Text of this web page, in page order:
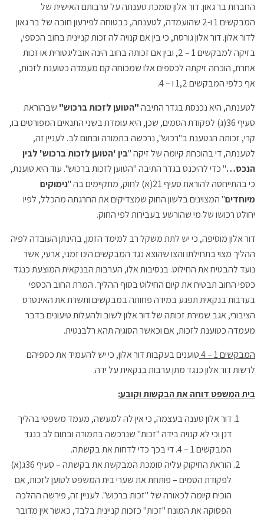
החברות בר גאון. דור אלון סומכת טענתה על ערבותם האישית של
המבקשים 1 ו-2 שהועמדה, לטענתה, כבטוחה לפירעון חובה של בר גאון
לדור אלון. דור אלון גורסת, כי בין אם קנויה לה זכות קניינית בחוב הכספי,
בזיקה למבקשים 1 – 2, ובין אם זכותה בחוב הינה אובליגטורית או זכות
אחרת, הוכחה זיקתה לכספים אלו שמכוחה קם מעמדה כטוענת לזכות,
אף כלפי המבקשים 1,2 ו – 4.
לטענתה, היא נכנסת בגדר התיבה"הטוען לזכות ברכוש" שבהוראת
סעיף 36(ג) לפקודת הסמים, שכן, היא עומדת בשני התנאים המפורטים בו,
קרי, זכותה הנטענת ב"רכוש", נרכשה בתמורה ובתום לב. לעניין זה,
לטענתה, די בהוכחת קיומה של זיקה "בין 'הטוען לזכות ברכוש' לבין
הנכס…" כדי להיכנס בגדר התיבה "הטוען לזכות ברכוש". עוד היא טוענת,
כי בהתייחסה להוראת סעיף 21(א) לחוק, מתקיימים בה "
נימוקים
מיוחדים" המצוינים בלשון החוק שמצדיקים את החרגתה מהכלל, לפיו
יחולט רכושו של מי שהורשע בעבירות לפי החוק.
דור אלון מוסיפה, כי יש לתת משקל רב למימד הזמן, בהינתן העובדה לפיה
ההליך מצוי בתחילתו והצו שהוצא נגד המבקשים הינו זמני, ארעי, אשר
נועד להבטיח את החילוט. בנסיבות אלו, הערבות הבנקאית המוצעת כנגד
כספי החוב תבטיח את קיום החילוט בסוף ההליך. המרת החוב הכספי
בערבות בנקאית תפגע במידה פחותה במבקשים ותשרת את האינטרס
הציבורי, אגב שמירת זכותה של דור אלון לשוב ולהעלות טיעונים בדבר
מעמדה כטוענת לזכות, אם וכאשר הסוגיה תהא רלבנטית.
המבקשים 1 – 4
טוענים בעקבות דור אלון, כי יש להעמיד את כספיהם
לרשות דור אלון כנגד מתן ערבות בנקאית על ידה.
בית המשפט דוחה את הבקשות וקובע:
דור אלון טענה בעצמה, כי אין לה למעשה, מעמד משפטי בהליך
דנן וכי לא קנויה בידה "זכות" שנרכשה בתמורה ובתום לב כנגד
המבקשים 1 – 4. די בכך כדי לדחות את בקשתה.
הוראת החיקוק עליה סומכת המבקשת את בקשתה – סעיף 36ג(א)
לפקודת הסמים – פותחת את שערי בית המשפט לטוען לזכות, אם
הוכיח קיומה לכאורה של "זכות ברכוש". לעניין זה, פירשה ההלכה
הפסוקה את המונח "זכות" כזכות קניינית בלבד, כאשר אין מדובר